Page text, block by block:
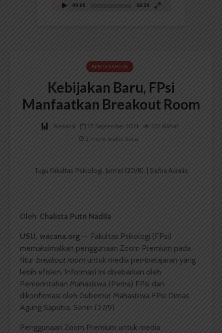
00:00 32:39
BERITA KAMPUS
Kebijakan Baru, FPsi
Manfaatkan Breakout Room
Redaksi 27 September 2021
222 dilihat
2 menit waktu baca
Tugu Fakultas Psikologi, Jum’at (20/8). | Safira Auralia
Oleh: Chalista Putri Nadila
USU, wacana.org – Fakultas Psikologi (FPsi)
memaksimalkan penggunaan Zoom Premium pada
fitur breakout roomuntuk media pembelajaran yang
lebih efisien. Informasi ini disebarkan oleh
Pemerintahan Mahasiswa (Pema) FPsi dan
dikonfirmasi oleh Gubernur Mahasiswa FPsi Dimas
Agung Saputra, Senin (27/9).
Penggunaan Zoom Premium untuk media